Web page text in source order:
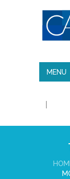
MENU
|